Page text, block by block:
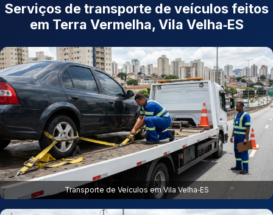
Serviços de transporte de veículos feitos
em Terra Vermelha, Vila Velha‑ES
Transporte de Veículos em Vila Velha‑ES